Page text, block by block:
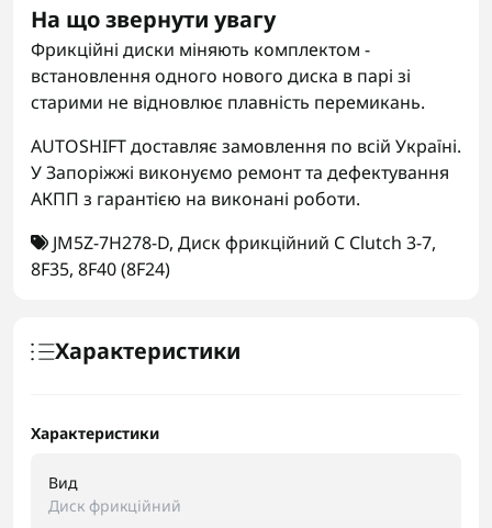
На що звернути увагу
Фрикційні диски міняють комплектом -
встановлення одного нового диска в парі зі
старими не відновлює плавність перемикань.
AUTOSHIFT доставляє замовлення по всій Україні.
У Запоріжжі виконуємо ремонт та дефектування
АКПП з гарантією на виконані роботи.
JM5Z-7H278-D, Диск фрикційний C Clutch 3-7,
8F35, 8F40 (8F24)
Характеристики
Характеристики
Вид
Диск фрикційний